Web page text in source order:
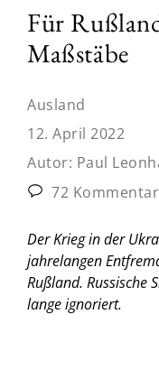
Für
Maßstäbe
Ausland
12. April 2022
Autor: Paul
72
Der Krieg in der
jahrelangen
Rußland. Russische
lange ignoriert.